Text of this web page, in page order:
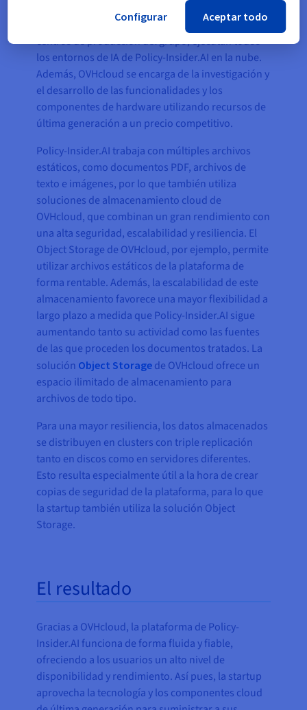
exigentes estándares de seguridad. Los servidores
de alta calidad de OVHcloud, fabricados en los
centros de producción del grupo, ejecutan todos
los entornos de IA de Policy-Insider.AI en la nube.
Además, OVHcloud se encarga de la investigación y
el desarrollo de las funcionalidades y los
componentes de hardware utilizando recursos de
última generación a un precio competitivo.
Policy-Insider.AI trabaja con múltiples archivos
estáticos, como documentos PDF, archivos de
texto e imágenes, por lo que también utiliza
soluciones de almacenamiento cloud de
OVHcloud, que combinan un gran rendimiento con
una alta seguridad, escalabilidad y resiliencia. El
Object Storage de OVHcloud, por ejemplo, permite
utilizar archivos estáticos de la plataforma de
forma rentable. Además, la escalabilidad de este
almacenamiento favorece una mayor flexibilidad a
largo plazo a medida que Policy-Insider.AI sigue
aumentando tanto su actividad como las fuentes
de las que proceden los documentos tratados. La
solución Object Storage de OVHcloud ofrece un
espacio ilimitado de almacenamiento para
archivos de todo tipo.
Para una mayor resiliencia, los datos almacenados
se distribuyen en clusters con triple replicación
tanto en discos como en servidores diferentes.
Esto resulta especialmente útil a la hora de crear
copias de seguridad de la plataforma, para lo que
la startup también utiliza la solución Object
Storage.
El resultado
Gracias a OVHcloud, la plataforma de Policy-
Insider.AI funciona de forma fluida y fiable,
ofreciendo a los usuarios un alto nivel de
disponibilidad y rendimiento. Así pues, la startup
aprovecha la tecnología y los componentes cloud
Configurar Aceptar todo